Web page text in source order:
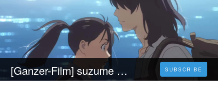
[Ganzer-Film] suzume no tojimari (2023) Ganzer Film Auf Deutsch 1080p SUBSCRIBE